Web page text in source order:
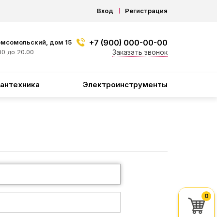
Вход Регистрация
дом 15
до 20.00
+7 (900) 000-00-00
Заказать звонок
Электроинструменты
0